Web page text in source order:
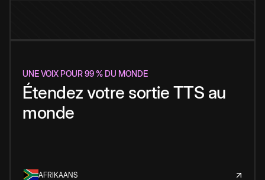
UNE VOIX POUR 99 % DU MONDE
Étendez votre sortie TTS au
monde
AFRIKAANS